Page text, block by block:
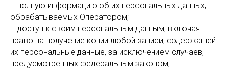
– полную информацию об их персональных данных,
обрабатываемых Оператором;
– доступ к своим персональным данным, включая
право на получение копии любой записи, содержащей
их персональные данные, за исключением случаев,
предусмотренных федеральным законом;